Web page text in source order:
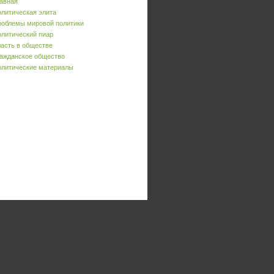
элита
мировой политики
пиар
в обществе
общество
материалы